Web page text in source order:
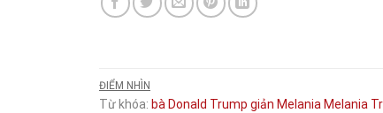
ĐIỂM NHÌN
Từ khóa: bà Donald Trump giản Melania Melania